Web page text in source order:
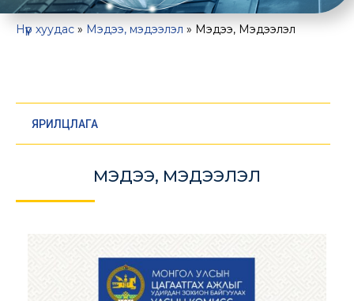
Нүүр хуудас » Мэдээ, мэдээлэл » Мэдээ, Мэдээлэл
ЯРИЛЦЛАГА
МЭДЭЭ, МЭДЭЭЛЭЛ